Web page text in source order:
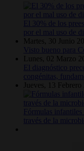
El 30% de los
por el mal uso de
Martes, 30 Junio
Visto bueno para
Lunes, 02 Marzo
El diagnóstico
congénitas,
Jueves, 13 Febrero
Fórmulas
través de la